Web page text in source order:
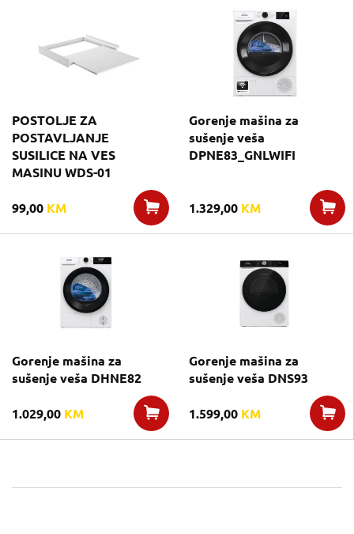
POSTOLJE ZA
POSTAVLJANJE
SUSILICE NA VES
MASINU WDS-01
99,00 KM
Gorenje mašina za
sušenje veša
DPNE83_GNLWIFI
1.329,00 KM
Gorenje mašina za
sušenje veša DHNE82
1.029,00 KM
Gorenje mašina za
sušenje veša DNS93
1.599,00 KM